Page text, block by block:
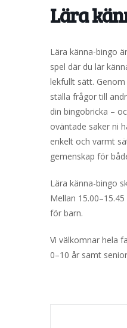
Lära
Lära känna-bingo
spel där du lär
lekfullt sätt.
ställa frågor till
din bingobricka –
oväntade saker ni
enkelt och varmt
gemenskap för
Lära känna-bingo
Mellan
för barn.
Vi välkomnar hela
0–10 år samt